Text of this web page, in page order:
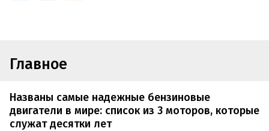
Главное
Названы самые надежные бензиновые
двигатели в мире: список из 3 моторов, которые
служат десятки лет